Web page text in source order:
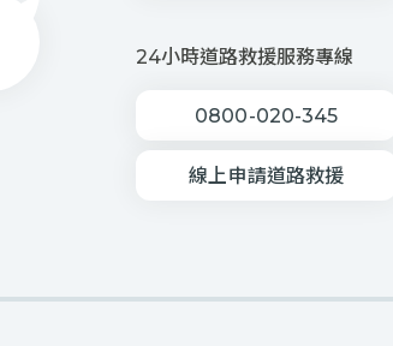
24小時道路救援服務專線
0800-020-345
線上申請道路救援